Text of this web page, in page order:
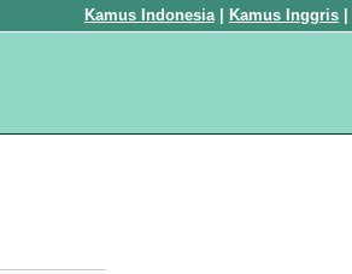
Kamus Indonesia| Kamus Inggris